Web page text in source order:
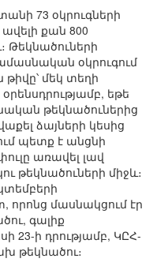
73 օկրուգների
քան 800
Թեկնածուների
օկրուգում
թիվը՝ մեկ տեղի
եթե
թեկնածուներից
ձայների կեսից
պետք է անցնի
առավել լավ
թեկնածուների միջև։
որոնց մասնակցում էր
գալիք
23-ի դրությամբ, ԿԸՀ-
թեկնածու։